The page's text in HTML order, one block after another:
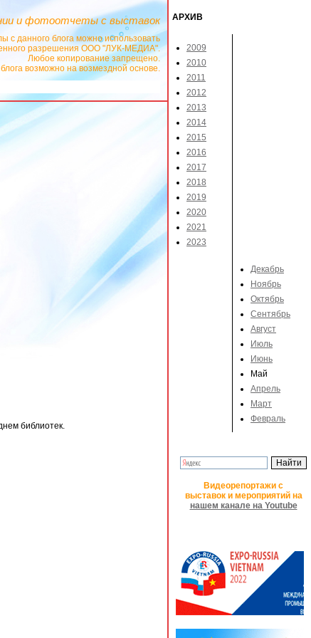
и фотоотчеты с выставок
с данного блога можно использовать
разрешения ООО "ЛУК-МЕДИА".
Любое копирование запрещено.
возможно на возмездной основе.
библиотек.
АРХИВ
2009
2010
2011
2012
2013
2014
2015
2016
2017
2018
2019
2020
2021
2023
Декабрь
Ноябрь
Октябрь
Сентябрь
Август
Июль
Июнь
Май
Апрель
Март
Февраль
Видеорепортажи с
выставок и мероприятий на
нашем канале на Youtube